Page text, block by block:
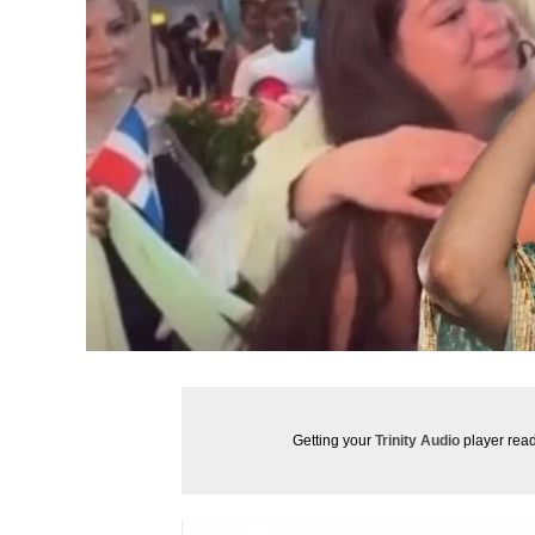
Getting yourTrinity Audio player